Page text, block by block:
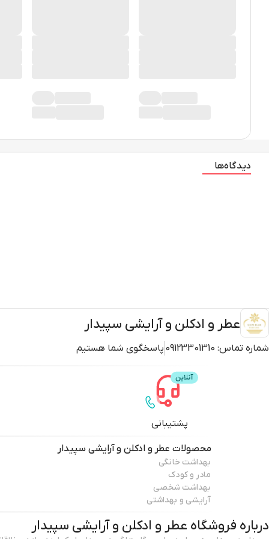
عطر و ادکلن و آرایشی سپیدار
شماره تماس: 09123301310 پاسخگوی شما هستیم
پشتیبانی
محصولات عطر و ادکلن و آرایشی سپیدار
بهداشت خانگی
مادر و کودک
بهداشت شخصی
آرایشی و بهداشتی
درباره فروشگاه عطر و ادکلن و آرایشی سپیدار